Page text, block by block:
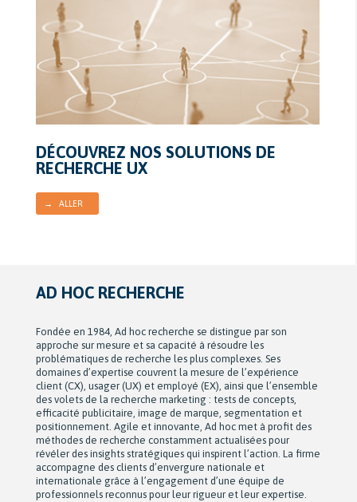
DÉCOUVREZ NOS SOLUTIONS DE
RECHERCHE UX
→ ALLER
AD HOC RECHERCHE
Fondée en 1984, Ad hoc recherche se distingue par son
approche sur mesure et sa capacité à résoudre les
problématiques de recherche les plus complexes. Ses
domaines d’expertise couvrent la mesure de l’expérience
client (CX), usager (UX) et employé (EX), ainsi que l’ensemble
des volets de la recherche marketing : tests de concepts,
efficacité publicitaire, image de marque, segmentation et
positionnement. Agile et innovante, Ad hoc met à profit des
méthodes de recherche constamment actualisées pour
révéler des insights stratégiques qui inspirent l’action. La firme
accompagne des clients d’envergure nationale et
internationale grâce à l’engagement d’une équipe de
professionnels reconnus pour leur rigueur et leur expertise.